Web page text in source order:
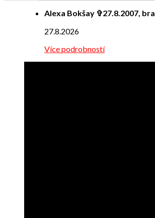
Alexa Bokšay ✞27.8.2007,
27.8.2026
Více podrobností